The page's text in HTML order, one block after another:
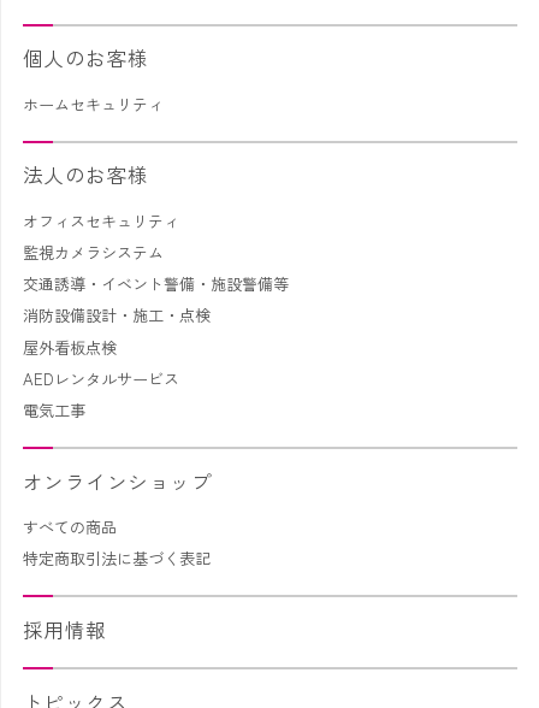
個人のお客様
ホームセキュリティ
法人のお客様
オフィスセキュリティ
監視カメラシステム
交通誘導・イベント警備・施設警備等
消防設備設計・施工・点検
屋外看板点検
AEDレンタルサービス
電気工事
オンラインショップ
すべての商品
特定商取引法に基づく表記
採用情報
トピックス